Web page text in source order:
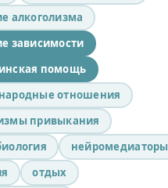
алкоголизма
зависимости
помощь
отношения
привыкания
нейромедиаторы
отдых